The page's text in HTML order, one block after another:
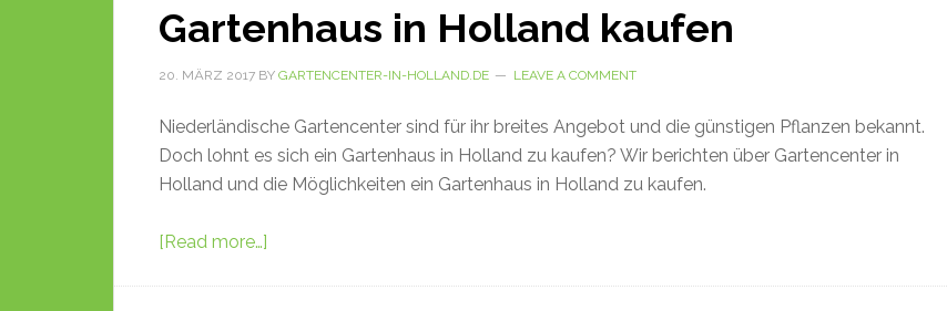
Gartenhaus in Holland kaufen
20. MÄRZ 2017 BY GARTENCENTER-IN-HOLLAND.DE LEAVE A COMMENT
Niederländische Gartencenter sind für ihr breites Angebot und die günstigen Pflanzen bekannt.
Doch lohnt es sich ein Gartenhaus in Holland zu kaufen? Wir berichten über Gartencenter in
Holland und die Möglichkeiten ein Gartenhaus in Holland zu kaufen.
[Read more…]